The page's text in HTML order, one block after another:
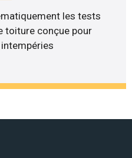
les tests
toiture conçue pour